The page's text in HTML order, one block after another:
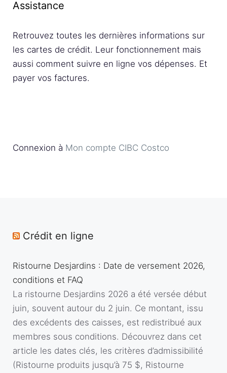
Assistance
Retrouvez toutes les dernières informations sur
les cartes de crédit. Leur fonctionnement mais
aussi comment suivre en ligne vos dépenses. Et
payer vos factures.
Connexion à Mon compte CIBC Costco
Crédit en ligne
Ristourne Desjardins : Date de versement 2026,
conditions et FAQ
La ristourne Desjardins 2026 a été versée début
juin, souvent autour du 2 juin. Ce montant, issu
des excédents des caisses, est redistribué aux
membres sous conditions. Découvrez dans cet
article les dates clés, les critères d’admissibilité
(Ristourne produits jusqu’à 75 $, Ristourne